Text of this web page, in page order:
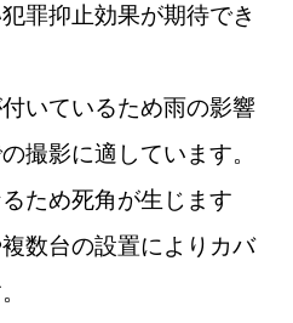
罪抑止効果が期待でき
いているため雨の影響
撮影に適しています。
ため死角が生じます
数台の設置によりカバ